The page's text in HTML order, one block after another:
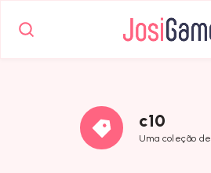
c10
Uma coleção de